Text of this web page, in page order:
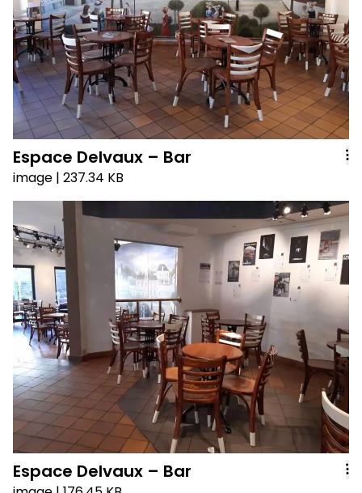
Espace Delvaux – Bar
image | 237.34 KB
Espace Delvaux – Bar